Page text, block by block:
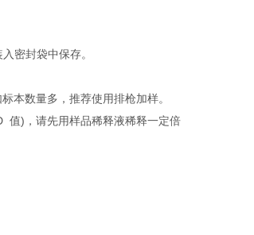
密封袋中保存。
数量多，推荐使用排枪加样。
)，请先用样品稀释液稀释一定倍